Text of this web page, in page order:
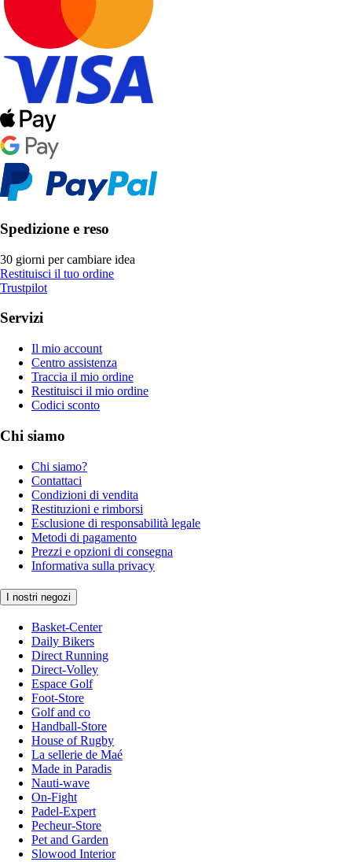
Spedizione e reso
30 giorni per cambiare idea
Restituisci il tuo ordine
Trustpilot
Servizi
Il mio account
Centro assistenza
Traccia il mio ordine
Restituisci il mio ordine
Codici sconto
Chi siamo
Chi siamo?
Contattaci
Condizioni di vendita
Restituzioni e rimborsi
Esclusione di responsabilità legale
Metodi di pagamento
Prezzi e opzioni di consegna
Informativa sulla privacy
I nostri negozi
Basket-Center
Daily Bikers
Direct Running
Direct-Volley
Espace Golf
Foot-Store
Golf and co
Handball-Store
House of Rugby
La sellerie de Maé
Made in Paradis
Nauti-wave
On-Fight
Padel-Expert
Pecheur-Store
Pet and Garden
Slowood Interior